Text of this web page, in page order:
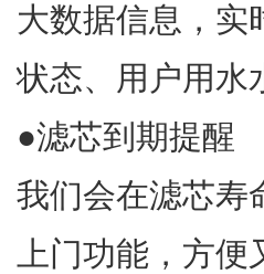
大数据信息，实
状态、用户用水
●滤芯到期提醒
我们会在滤芯寿
上门功能，方便